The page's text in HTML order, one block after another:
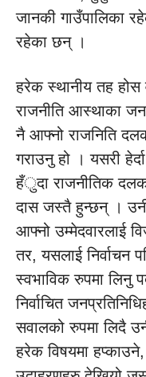
जानकी गाउँपालिका
रहेका छन् ।
हरेक स्थानीय तह होस
राजनीति आस्थाका
नै आफ्नो राजनिति
गराउनु हो । यसरी
हँुदा राजनीतिक दलका
दास जस्तै हुन्छन् ।
आफ्नो उम्मेदवारलाई
तर, यसलाई निर्वाचन
स्वभाविक रुपमा लिनु
निर्वाचित
सवालको रुपमा लिदै
हरेक विषयमा